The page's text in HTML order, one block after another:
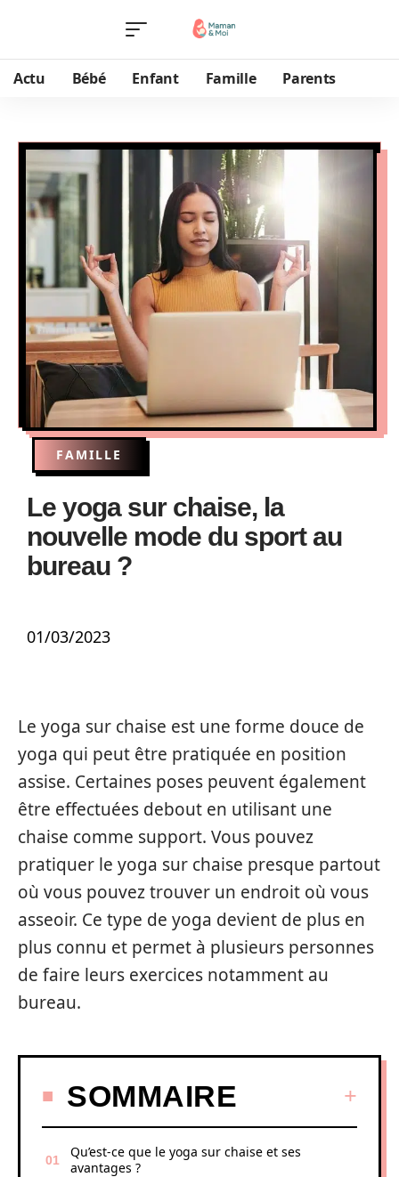
Actu Bébé Enfant Famille Parents
FAMILLE
Le yoga sur chaise, la
nouvelle mode du sport au
bureau ?
01/03/2023
Le yoga sur chaise est une forme douce de
yoga qui peut être pratiquée en position
assise. Certaines poses peuvent également
être effectuées debout en utilisant une
chaise comme support. Vous pouvez
pratiquer le yoga sur chaise presque partout
où vous pouvez trouver un endroit où vous
asseoir. Ce type de yoga devient de plus en
plus connu et permet à plusieurs personnes
de faire leurs exercices notamment au
bureau.
SOMMAIRE
Qu’est-ce que le yoga sur chaise et ses
avantages ?